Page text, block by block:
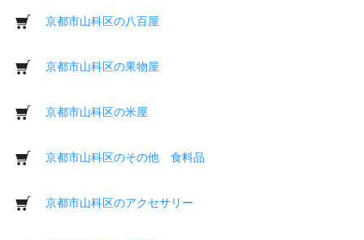
京都市山科区の八百屋
京都市山科区の果物屋
京都市山科区の米屋
京都市山科区のその他 食料品
京都市山科区のアクセサリー